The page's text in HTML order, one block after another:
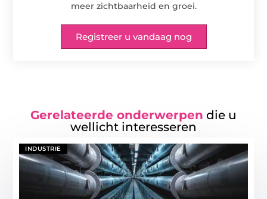
meer zichtbaarheid en groei.
Registreer u vandaag nog
Gerelateerde onderwerpen die u
wellicht interesseren
INDUSTRIE